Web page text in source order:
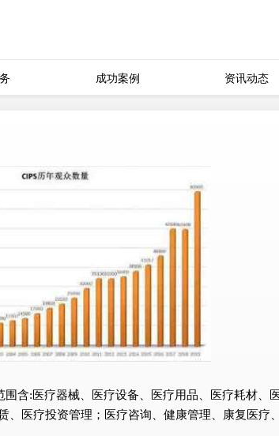
成功案例 资讯动态
含:医疗器械、医疗设备、医疗用品、医疗耗材、
医疗投资管理；医疗咨询、健康管理、康复医疗